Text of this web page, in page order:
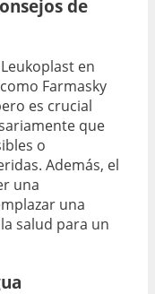
de
en
Farmasky
es crucial
que
o
Además, el
una
una
salud para un